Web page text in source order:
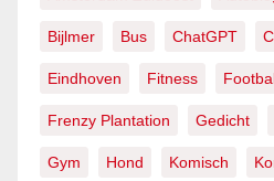
Bijlmer Bus ChatGPT
Eindhoven Fitness
Frenzy Plantation Gedicht
Gym Hond Komisch